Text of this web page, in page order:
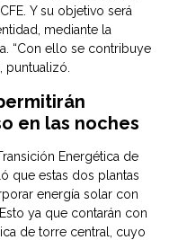
Y su objetivo será
mediante la
“Con ello se contribuye
puntualizó.
en las noches
Energética de
que estas dos plantas
energía solar con
ya que contarán con
de torre central, cuyo